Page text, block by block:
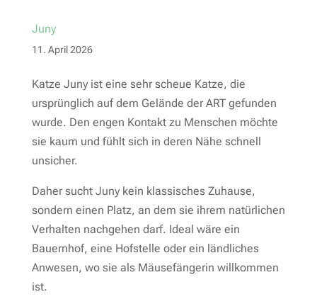
Juny
11. April 2026
Katze Juny ist eine sehr scheue Katze, die
ursprünglich auf dem Gelände der ART gefunden
wurde. Den engen Kontakt zu Menschen möchte
sie kaum und fühlt sich in deren Nähe schnell
unsicher.
Daher sucht Juny kein klassisches Zuhause,
sondern einen Platz, an dem sie ihrem natürlichen
Verhalten nachgehen darf. Ideal wäre ein
Bauernhof, eine Hofstelle oder ein ländliches
Anwesen, wo sie als Mäusefängerin willkommen
ist.